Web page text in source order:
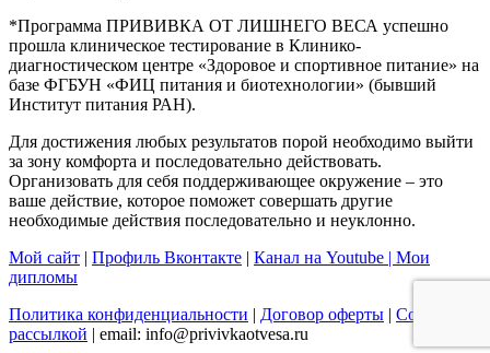
*Программа ПРИВИВКА ОТ ЛИШНЕГО ВЕСА успешно
прошла клиническое тестирование в Клинико-
диагностическом центре «Здоровое и спортивное питание» на
базе ФГБУН «ФИЦ питания и биотехнологии» (бывший
Институт питания РАН).
Для достижения любых результатов порой необходимо выйти
за зону комфорта и последовательно действовать.
Организовать для себя поддерживающее окружение – это
ваше действие, которое поможет совершать другие
необходимые действия последовательно и неуклонно.
Мой сайт
Профиль Вконтакте Канал на Youtube | Мои
дипломы
Политика конфиденциальности
Договор оферты
Согласие с
рассылкой | email: info@privivkaotvesa.ru